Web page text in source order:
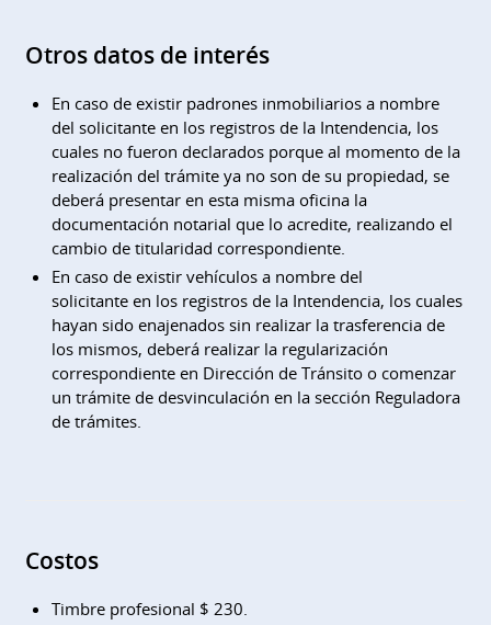
Otros datos de interés
En caso de existir padrones inmobiliarios a nombre
del solicitante en los registros de la Intendencia, los
cuales no fueron declarados porque al momento de la
realización del trámite ya no son de su propiedad, se
deberá presentar en esta misma oficina la
documentación notarial que lo acredite, realizando el
cambio de titularidad correspondiente.
En caso de existir vehículos a nombre del
solicitante en los registros de la Intendencia, los cuales
hayan sido enajenados sin realizar la trasferencia de
los mismos, deberá realizar la regularización
correspondiente en Dirección de Tránsito o comenzar
un trámite de desvinculación en la sección Reguladora
de trámites.
Costos
Timbre profesional $ 230.